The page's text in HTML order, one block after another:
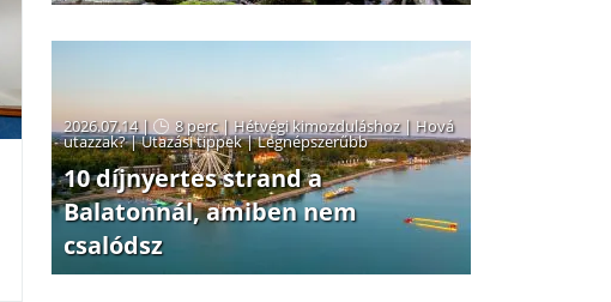
2026.07.14 | 8 perc| Hétvégi kimozduláshoz| Hová
utazzak?|Utazási tippek|Legnépszerűbb
10 díjnyertes strand a
Balatonnál, amiben nem
csalódsz